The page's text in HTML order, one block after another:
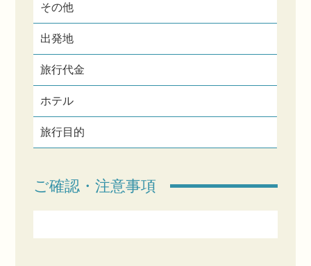
その他
出発地
旅行代金
ホテル
旅行目的
ご確認・注意事項